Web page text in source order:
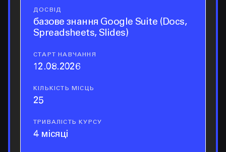
досвід
ДОСВІД
базове знання Google Suite (Docs,
Spreadsheets, Slides)
старт навчання
СТАРТ НАВЧАННЯ
12.08.2026
кількість місць
КІЛЬКІСТЬ МІСЦЬ
25
тривалість курсу
ТРИВАЛІСТЬ КУРСУ
4 місяці